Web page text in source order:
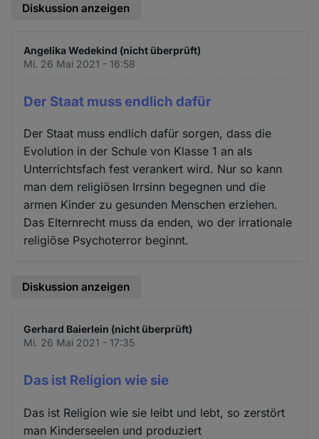
Diskussion anzeigen
Angelika Wedekind (nicht überprüft)
Mi. 26 Mai 2021 - 16:58
Der Staat muss endlich dafür
Der Staat muss endlich dafür sorgen, dass die
Evolution in der Schule von Klasse 1 an als
Unterrichtsfach fest verankert wird. Nur so kann
man dem religiösen Irrsinn begegnen und die
armen Kinder zu gesunden Menschen erziehen.
Das Elternrecht muss da enden, wo der irrationale
religiöse Psychoterror beginnt.
Diskussion anzeigen
Gerhard Baierlein (nicht überprüft)
Mi. 26 Mai 2021 - 17:35
Das ist Religion wie sie
Das ist Religion wie sie leibt und lebt, so zerstört
man Kinderseelen und produziert